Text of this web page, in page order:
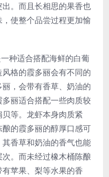
。而且长相思的果香也
使整个品尝过程更加愉
种适合搭配海鲜的白葡
格的霞多丽会有不同的
，会带有香草、奶油的
丽适合搭配一些肉质较
等。龙虾本身肉质紧
的霞多丽的醇厚口感可
香草和奶油的香气也能
。而未经过橡木桶陈酿
苹果、梨等水果的香